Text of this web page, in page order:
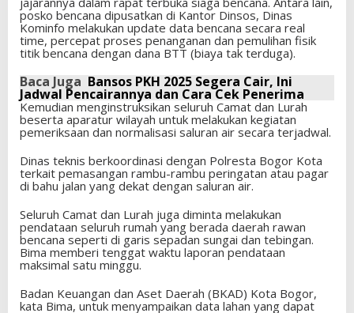
posko bencana dipusatkan di Kantor Dinsos, Dinas
Kominfo melakukan update data bencana secara real
time, percepat proses penanganan dan pemulihan fisik
titik bencana dengan dana BTT (biaya tak terduga).
Baca Juga Bansos PKH 2025 Segera Cair, Ini
Jadwal Pencairannya dan Cara Cek Penerima
Kemudian menginstruksikan seluruh Camat dan Lurah
beserta aparatur wilayah untuk melakukan kegiatan
pemeriksaan dan normalisasi saluran air secara terjadwal.
Dinas teknis berkoordinasi dengan Polresta Bogor Kota
terkait pemasangan rambu-rambu peringatan atau pagar
di bahu jalan yang dekat dengan saluran air.
Seluruh Camat dan Lurah juga diminta melakukan
pendataan seluruh rumah yang berada daerah rawan
bencana seperti di garis sepadan sungai dan tebingan.
Bima memberi tenggat waktu laporan pendataan
maksimal satu minggu.
Badan Keuangan dan Aset Daerah (BKAD) Kota Bogor,
kata Bima, untuk menyampaikan data lahan yang dapat